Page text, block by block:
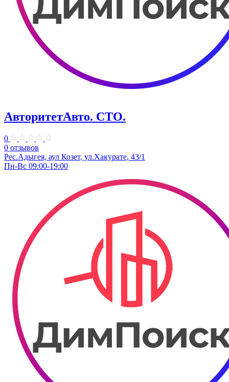
АвторитетАвто. СТО.
0
0 отзывов
Рес.Адыгея, аул Козет, ул.Хакурате, 43/1
Пн-Вс 09:00-19:00